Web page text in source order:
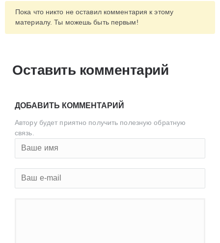
Пока что никто не оставил комментария к этому
материалу. Ты можешь быть первым!
Оставить комментарий
ДОБАВИТЬ КОММЕНТАРИЙ
Автору будет приятно получить полезную обратную
связь.